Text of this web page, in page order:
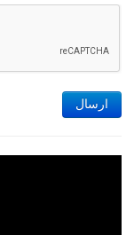
ارسال